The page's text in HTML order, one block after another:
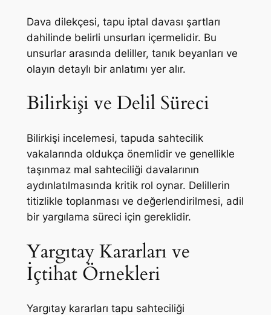
Dava dilekçesi, tapu iptal davası şartları
dahilinde belirli unsurları içermelidir. Bu
unsurlar arasında deliller, tanık beyanları ve
olayın detaylı bir anlatımı yer alır.
Bilirkişi ve Delil Süreci
Bilirkişi incelemesi, tapuda sahtecilik
vakalarında oldukça önemlidir ve genellikle
taşınmaz mal sahteciliği davalarının
aydınlatılmasında kritik rol oynar. Delillerin
titizlikle toplanması ve değerlendirilmesi, adil
bir yargılama süreci için gereklidir.
Yargıtay Kararları ve
İçtihat Örnekleri
Yargıtay kararları tapu sahteciliği